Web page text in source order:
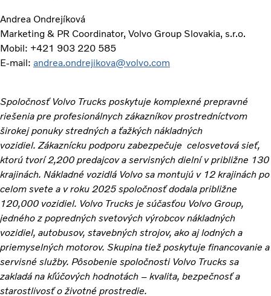
Andrea Ondrejíková
Marketing & PR Coordinator, Volvo Group Slovakia, s.r.o.
Mobil: +421 903 220 585
E-mail: andrea.ondrejikova@volvo.com
Spoločnosť Volvo Trucks poskytuje komplexné prepravné
riešenia pre profesionálnych zákazníkov prostredníctvom
širokej ponuky stredných a ťažkých nákladných
vozidiel. Zákaznícku podporu zabezpečuje celosvetová sieť,
ktorú tvorí 2,200 predajcov a servisných dielní v približne 130
krajinách. Nákladné vozidlá Volvo sa montujú v 12 krajinách po
celom svete a v roku 2025 spoločnosť dodala približne
120,000 vozidiel. Volvo Trucks je súčasťou Volvo Group,
jedného z popredných svetových výrobcov nákladných
vozidiel, autobusov, stavebných strojov, ako aj lodných a
priemyselných motorov. Skupina tiež poskytuje financovanie a
servisné služby. Pôsobenie spoločnosti Volvo Trucks sa
zakladá na kľúčových hodnotách – kvalita, bezpečnosť a
starostlivosť o životné prostredie.